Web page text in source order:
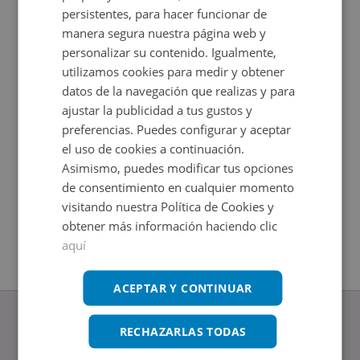
Local Comercial en venta en SB TORREON 5
Impuestos no incluidos
persistentes, para hacer funcionar de
manera segura nuestra página web y
personalizar su contenido. Igualmente,
utilizamos cookies para medir y obtener
datos de la navegación que realizas y para
ajustar la publicidad a tus gustos y
preferencias. Puedes configurar y aceptar
el uso de cookies a continuación.
Asimismo, puedes modificar tus opciones
de consentimiento en cualquier momento
visitando nuestra Política de Cookies y
obtener más información haciendo clic
aquí
ACEPTAR Y CONTINUAR
RECHAZARLAS TODAS